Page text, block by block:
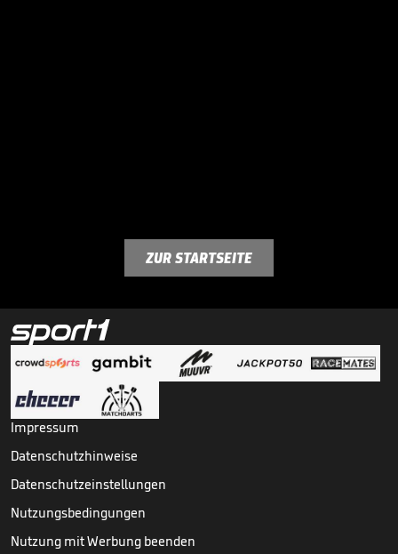
ZUR STARTSEITE
Impressum
Datenschutzhinweise
Datenschutzeinstellungen
Nutzungsbedingungen
Nutzung mit Werbung beenden